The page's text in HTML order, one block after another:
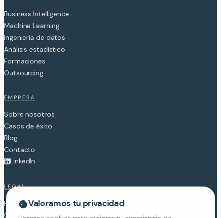
Business Intelligence
Machine Learning
Ingeniería de datos
Análisis estadístico
Formaciones
Outsourcing
EMPRESA
Sobre nosotros
Casos de éxito
Blog
Contacto
LinkedIn
LEGAL
Privacidad
Cookies
Valoramos tu privacidad